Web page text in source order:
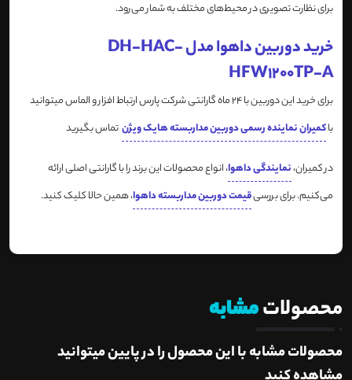
برای نظارت تصویری در محیط‌های مختلف به شمار می‌رود.
خرید دوربین داهوا مدل DH-HAC-
HFW1200TP-A
برای خرید این دوربین با 24 ماه گارانتی شرکت پارس ارتباط افزار و الماس میتوانید
باکمیران نماینده رسمی دوربین مداربسته هایک ویژنتماس بگیرید
در کمیران،نمایندگی داهوا، انواع محصولات این برند را با گارانتی اصلی ارائه
می‌کنیم. برای بررسیقیمت دوربین مداربسته داهوا، همین حالا کلیک کنید.
محصولاتمشابه
محصولات مشابه با این محصول را در پایین میتوانید